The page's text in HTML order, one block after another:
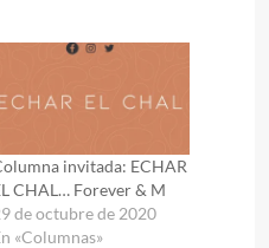
invitada: ECHAR
CHAL… Forever & M
de octubre de 2020
«Columnas»